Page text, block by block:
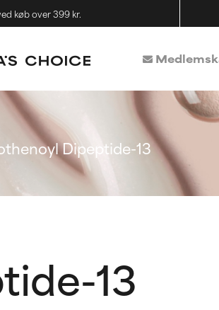
køb over 399 kr.
Dipeptide-13
13